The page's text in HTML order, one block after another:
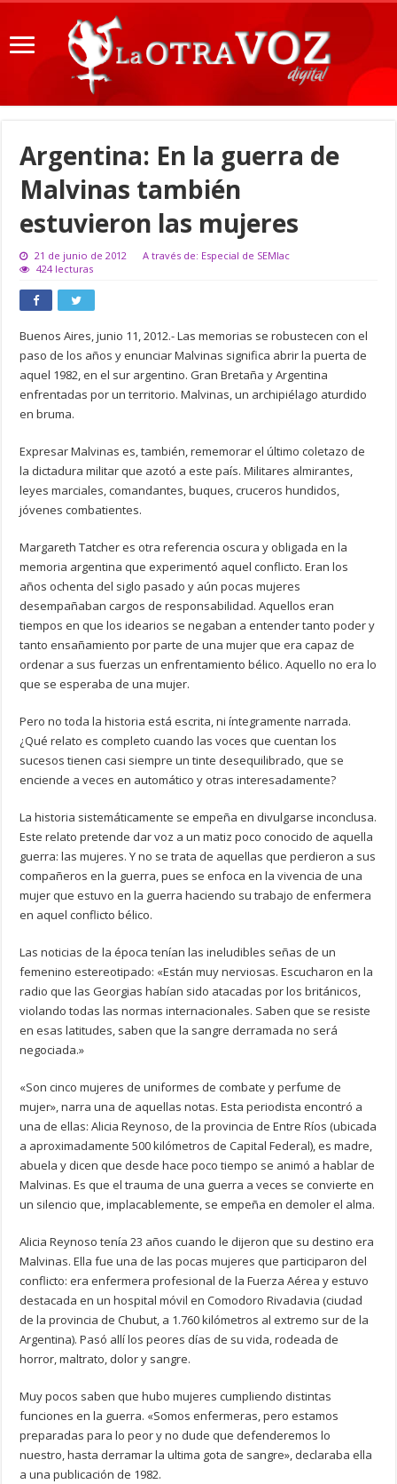
Argentina: En la guerra de
Malvinas también
estuvieron las mujeres
21 de junio de 2012
A través de: Especial de SEMlac
424 lecturas
Buenos Aires, junio 11, 2012.- Las memorias se robustecen con el
paso de los años y enunciar Malvinas significa abrir la puerta de
aquel 1982, en el sur argentino. Gran Bretaña y Argentina
enfrentadas por un territorio. Malvinas, un archipiélago aturdido
en bruma.
Expresar Malvinas es, también, rememorar el último coletazo de
la dictadura militar que azotó a este país. Militares almirantes,
leyes marciales, comandantes, buques, cruceros hundidos,
jóvenes combatientes.
Margareth Tatcher es otra referencia oscura y obligada en la
memoria argentina que experimentó aquel conflicto. Eran los
años ochenta del siglo pasado y aún pocas mujeres
desempañaban cargos de responsabilidad. Aquellos eran
tiempos en que los idearios se negaban a entender tanto poder y
tanto ensañamiento por parte de una mujer que era capaz de
ordenar a sus fuerzas un enfrentamiento bélico. Aquello no era lo
que se esperaba de una mujer.
Pero no toda la historia está escrita, ni íntegramente narrada.
¿Qué relato es completo cuando las voces que cuentan los
sucesos tienen casi siempre un tinte desequilibrado, que se
enciende a veces en automático y otras interesadamente?
La historia sistemáticamente se empeña en divulgarse inconclusa.
Este relato pretende dar voz a un matiz poco conocido de aquella
guerra: las mujeres. Y no se trata de aquellas que perdieron a sus
compañeros en la guerra, pues se enfoca en la vivencia de una
mujer que estuvo en la guerra haciendo su trabajo de enfermera
en aquel conflicto bélico.
Las noticias de la época tenían las ineludibles señas de un
femenino estereotipado: «Están muy nerviosas. Escucharon en la
radio que las Georgias habían sido atacadas por los británicos,
violando todas las normas internacionales. Saben que se resiste
en esas latitudes, saben que la sangre derramada no será
negociada.»
«Son cinco mujeres de uniformes de combate y perfume de
mujer», narra una de aquellas notas. Esta periodista encontró a
una de ellas: Alicia Reynoso, de la provincia de Entre Ríos (ubicada
a aproximadamente 500 kilómetros de Capital Federal), es madre,
abuela y dicen que desde hace poco tiempo se animó a hablar de
Malvinas. Es que el trauma de una guerra a veces se convierte en
un silencio que, implacablemente, se empeña en demoler el alma.
Alicia Reynoso tenía 23 años cuando le dijeron que su destino era
Malvinas. Ella fue una de las pocas mujeres que participaron del
conflicto: era enfermera profesional de la Fuerza Aérea y estuvo
destacada en un hospital móvil en Comodoro Rivadavia (ciudad
de la provincia de Chubut, a 1.760 kilómetros al extremo sur de la
Argentina). Pasó allí los peores días de su vida, rodeada de
horror, maltrato, dolor y sangre.
Muy pocos saben que hubo mujeres cumpliendo distintas
funciones en la guerra. «Somos enfermeras, pero estamos
preparadas para lo peor y no dude que defenderemos lo
nuestro, hasta derramar la ultima gota de sangre», declaraba ella
a una publicación de 1982.